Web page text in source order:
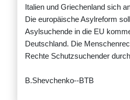
Italien und Griechenland sich
Die europäische Asylreform
Asylsuchende in die EU
Deutschland. Die
Rechte Schutzsuchender
B.Shevchenko--BTB